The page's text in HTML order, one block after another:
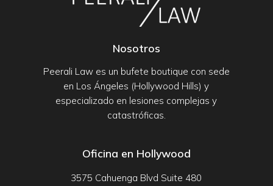
Nosotros
Peerali Law es un bufete boutique con sede
en Los Ángeles (Hollywood Hills) y
especializado en lesiones complejas y
catastróficas.
Oficina en Hollywood
3575 Cahuenga Blvd Suite 480